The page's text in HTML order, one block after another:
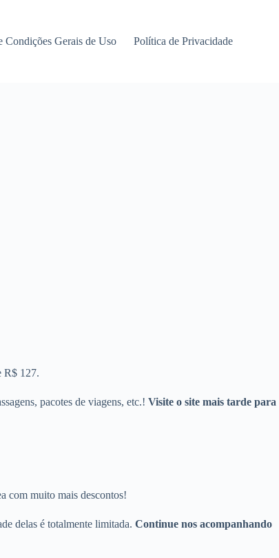
Condições Gerais de Uso Política de Privacidade
R$ 127.
pacotes de viagens, etc.! Visite o site mais tarde para
com muito mais descontos!
delas é totalmente limitada. Continue nos acompanhando